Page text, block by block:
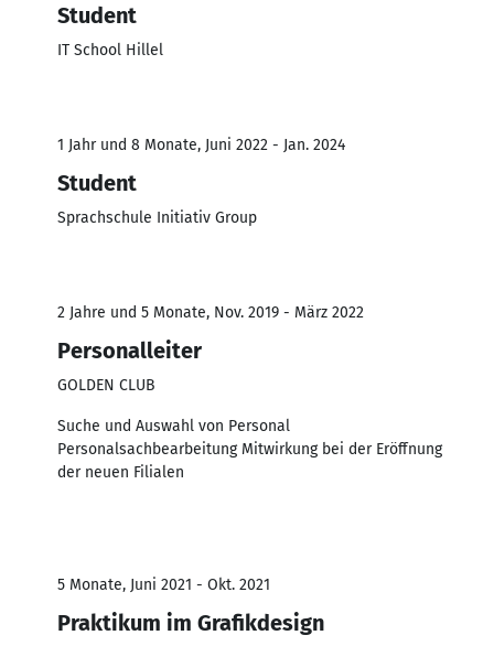
Student
IT School Hillel
1 Jahr und 8 Monate, Juni 2022 - Jan. 2024
Student
Sprachschule Initiativ Group
2 Jahre und 5 Monate, Nov. 2019 - März 2022
Personalleiter
GOLDEN CLUB
Suche und Auswahl von Personal
Personalsachbearbeitung Mitwirkung bei der Eröffnung
der neuen Filialen
5 Monate, Juni 2021 - Okt. 2021
Praktikum im Grafikdesign